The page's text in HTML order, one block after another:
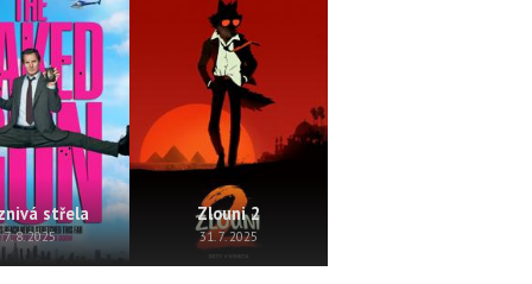
střela
7. 8. 2025
Zlouni 2
31. 7. 2025